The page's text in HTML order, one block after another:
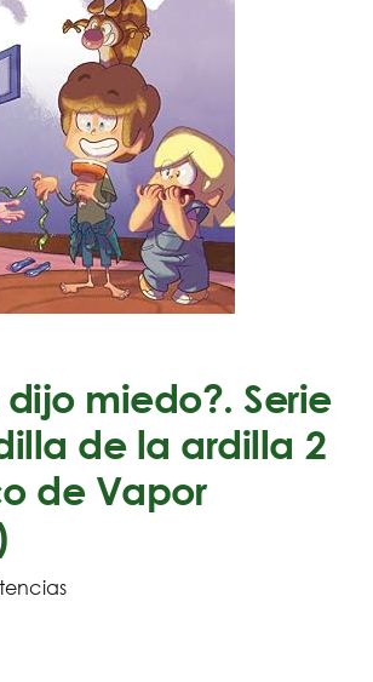
miedo?. Serie
de la ardilla 2
de Vapor